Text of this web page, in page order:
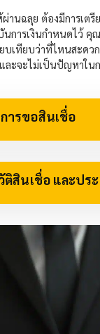
านฉลุย ต้องมีการเต
การเงินกำหนดไว้ คุ
บเทียบว่าที่ไหนสะด
ะจะไม่เป็นปัญหาใน
ารขอสินเชื่อ
ติสินเชื่อ และปร